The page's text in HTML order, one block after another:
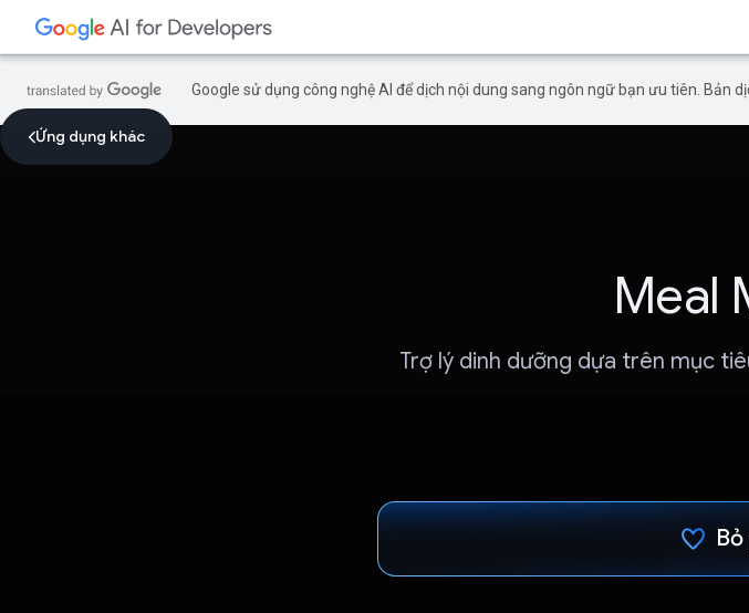
Google sử dụng công nghệ AI để dịch nội dung sang ngôn ngữ bạn ưu tiên. Bản
Ứng dụng khác
Meal
Trợ lý dinh dưỡng dựa trên mục